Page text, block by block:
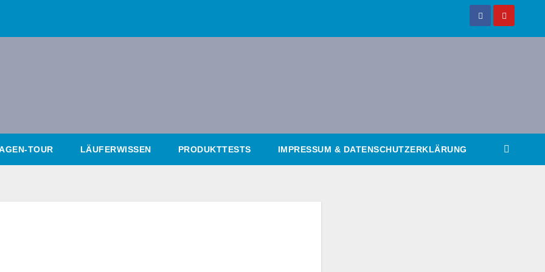
TOUR LÄUFERWISSEN PRODUKTTESTS IMPRESSUM & DATENSCHUTZERKLÄRUNG